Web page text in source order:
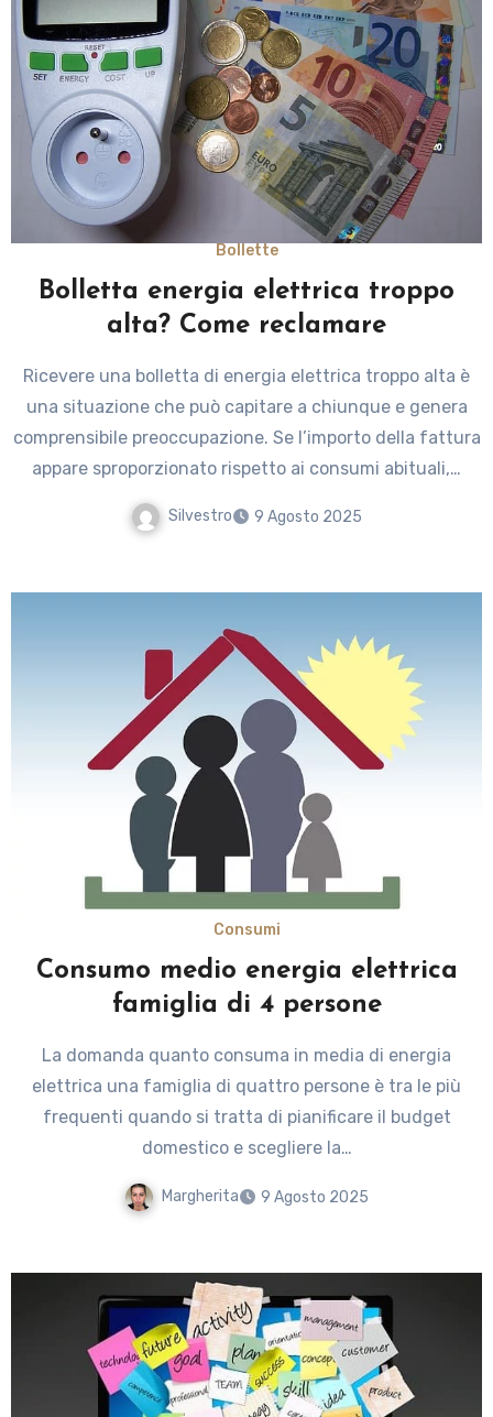
Bollette
Bolletta energia elettrica troppo
alta? Come reclamare
Ricevere una bolletta di energia elettrica troppo alta è
una situazione che può capitare a chiunque e genera
comprensibile preoccupazione. Se l’importo della fattura
appare sproporzionato rispetto ai consumi abituali,…
Silvestro 9 Agosto 2025
Consumi
Consumo medio energia elettrica
famiglia di 4 persone
La domanda quanto consuma in media di energia
elettrica una famiglia di quattro persone è tra le più
frequenti quando si tratta di pianificare il budget
domestico e scegliere la…
Margherita 9 Agosto 2025